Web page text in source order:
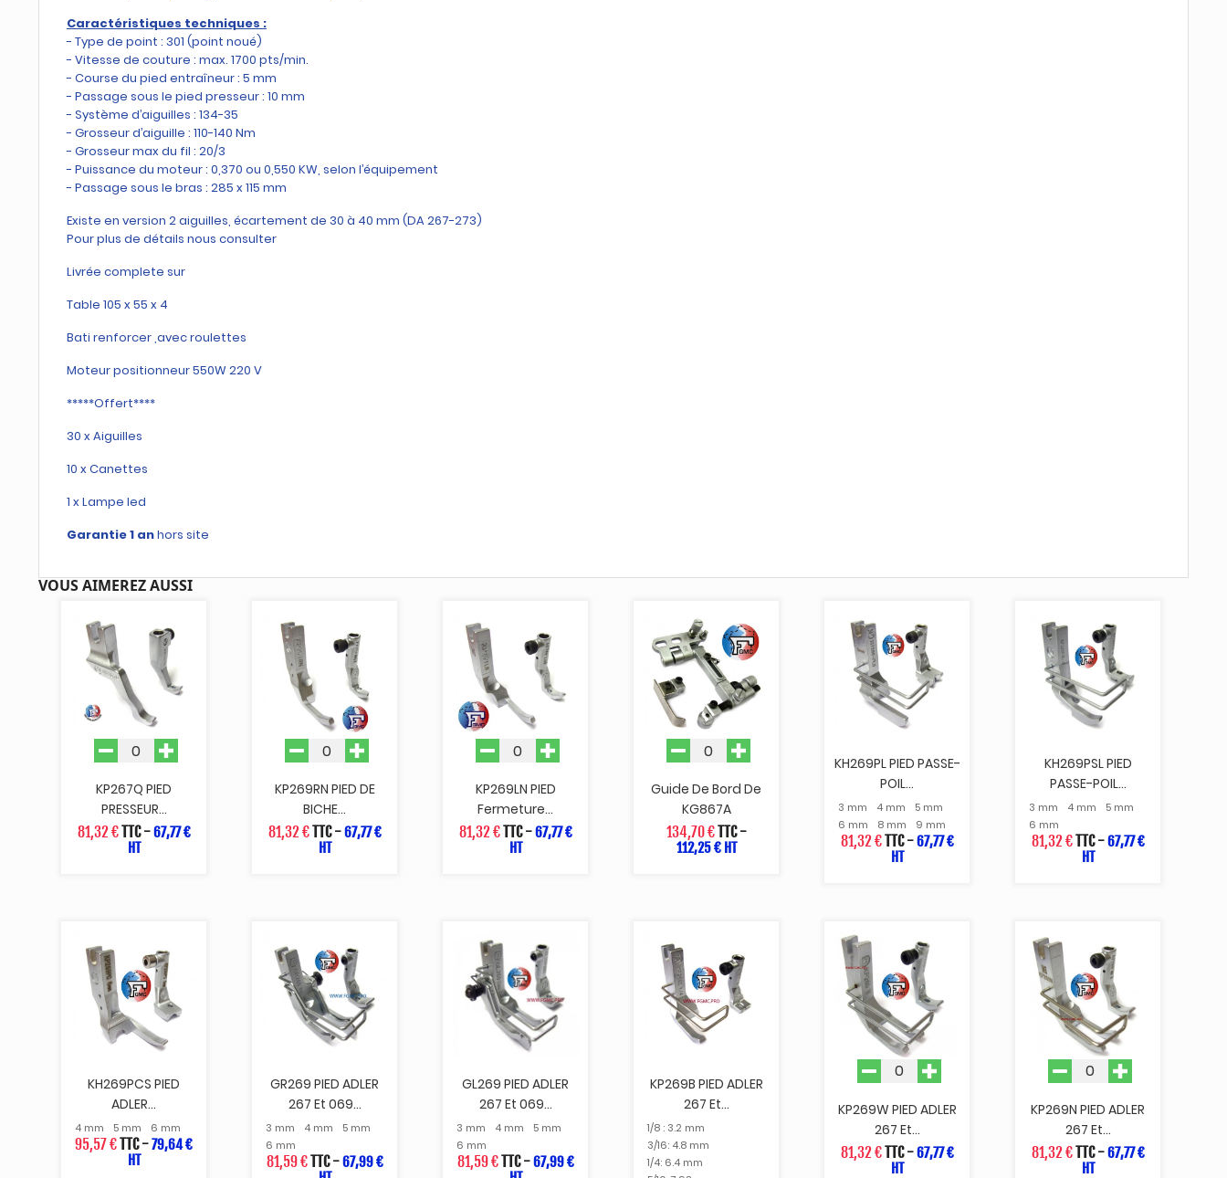
Caractéristiques techniques :
- Type de point : 301 (point noué)
- Vitesse de couture : max. 1700 pts/min.
- Course du pied entraîneur : 5 mm
- Passage sous le pied presseur : 10 mm
- Système d’aiguilles : 134-35
- Grosseur d’aiguille : 110-140 Nm
- Grosseur max du fil : 20/3
- Puissance du moteur : 0,370 ou 0,550 KW, selon l’équipement
- Passage sous le bras : 285 x 115 mm
Existe en version 2 aiguilles, écartement de 30 à 40 mm (DA 267-273)
Pour plus de détails nous consulter
Livrée complete sur
Table 105 x 55 x 4
Bati renforcer ,avec roulettes
Moteur positionneur 550W 220 V
*****Offert****
30 x Aiguilles
10 x Canettes
1 x Lampe led
Garantie 1 anhors site
VOUS AIMEREZ AUSSI
KP267Q PIED
PRESSEUR...
81,32 €TTC-67,77 €
HT
KP269RN PIED DE
BICHE...
81,32 €TTC-67,77 €
HT
KP269LN PIED
Fermeture...
81,32 €TTC-67,77 €
HT
Guide De Bord De
KG867A
134,70 €TTC-
112,25 € HT
KH269PL PIED PASSE-
POIL...
3 mm 4 mm
5 mm
6 mm
8 mm 9 mm
81,32 €TTC-67,77 €
HT
KH269PSL PIED
PASSE-POIL...
3 mm 4 mm
5 mm
6 mm
81,32 €TTC-67,77 €
HT
KH269PCS PIED
ADLER...
4 mm 5 mm 6 mm
95,57 €TTC-79,64 €
HT
GR269 PIED ADLER
267 Et 069...
3 mm 4 mm
5 mm
6 mm
81,59 €TTC-67,99 €
GL269 PIED ADLER
267 Et 069...
3 mm 4 mm
5 mm
6 mm
81,59 €TTC-67,99 €
KP269B PIED ADLER
267 Et...
1/8 : 3.2 mm
3/16: 4.8 mm
1/4: 6.4 mm
KP269W PIED ADLER
267 Et...
81,32 €TTC-67,77 €
HT
KP269N PIED ADLER
267 Et...
81,32 €TTC-67,77 €
HT